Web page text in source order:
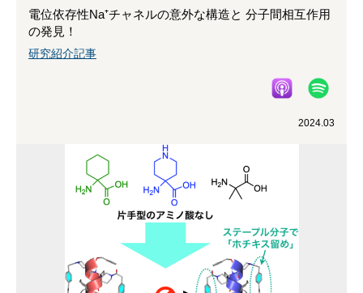
電位依存性Na⁺チャネルの意外な構造と 分子間相互作用
の発見！
研究紹介記事
2024.03